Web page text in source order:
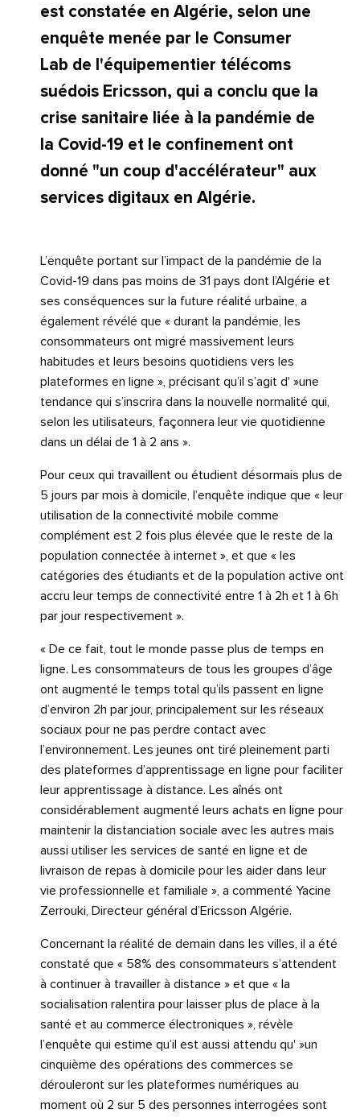
est constatée en Algérie, selon une
enquête menée par le Consumer
Lab de l'équipementier télécoms
suédois Ericsson, qui a conclu que la
crise sanitaire liée à la pandémie de
la Covid-19 et le confinement ont
donné "un coup d'accélérateur" aux
services digitaux en Algérie.
L’enquête portant sur l’impact de la pandémie de la
Covid-19 dans pas moins de 31 pays dont l’Algérie et
ses conséquences sur la future réalité urbaine, a
également révélé que « durant la pandémie, les
consommateurs ont migré massivement leurs
habitudes et leurs besoins quotidiens vers les
plateformes en ligne », précisant qu’il s’agit d' »une
tendance qui s’inscrira dans la nouvelle normalité qui,
selon les utilisateurs, façonnera leur vie quotidienne
dans un délai de 1 à 2 ans ».
Pour ceux qui travaillent ou étudient désormais plus de
5 jours par mois à domicile, l’enquête indique que « leur
utilisation de la connectivité mobile comme
complément est 2 fois plus élevée que le reste de la
population connectée à internet », et que « les
catégories des étudiants et de la population active ont
accru leur temps de connectivité entre 1 à 2h et 1 à 6h
par jour respectivement ».
« De ce fait, tout le monde passe plus de temps en
ligne. Les consommateurs de tous les groupes d’âge
ont augmenté le temps total qu’ils passent en ligne
d’environ 2h par jour, principalement sur les réseaux
sociaux pour ne pas perdre contact avec
l’environnement. Les jeunes ont tiré pleinement parti
des plateformes d’apprentissage en ligne pour faciliter
leur apprentissage à distance. Les aînés ont
considérablement augmenté leurs achats en ligne pour
maintenir la distanciation sociale avec les autres mais
aussi utiliser les services de santé en ligne et de
livraison de repas à domicile pour les aider dans leur
vie professionnelle et familiale », a commenté Yacine
Zerrouki, Directeur général d’Ericsson Algérie.
Concernant la réalité de demain dans les villes, il a été
constaté que « 58% des consommateurs s’attendent
à continuer à travailler à distance » et que « la
socialisation ralentira pour laisser plus de place à la
santé et au commerce électroniques », révèle
l’enquête qui estime qu’il est aussi attendu qu' »un
cinquième des opérations des commerces se
dérouleront sur les plateformes numériques au
moment où 2 sur 5 des personnes interrogées sont